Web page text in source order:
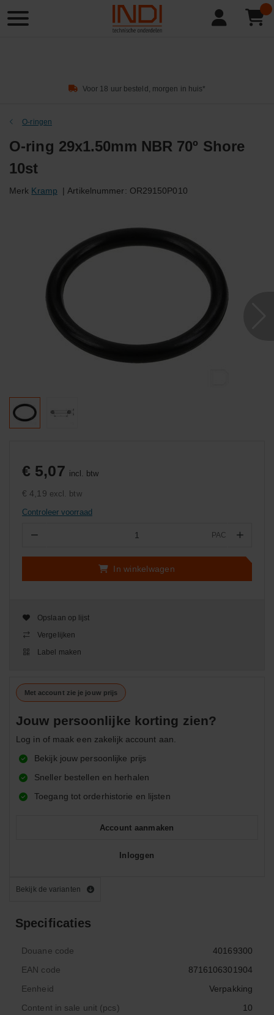
Product
zoeken
Voor 18 uur besteld, morgen in huis*
O-ringen
O-ring 29x1.50mm NBR 70º Shore
10st
Merk Kramp | Artikelnummer: OR29150P010
Bekijk de varianten
Specificaties
Douane code
40169300
EAN code
8716106301904
Eenheid
Verpakking
Content in sale unit (pcs)
10
€ 5,07 incl. btw
€ 4,19 excl. btw
Controleer voorraad
− PAC +
In winkelwagen
Opslaan op lijst
Vergelijken
Label maken
Met account zie je jouw prijs
Jouw persoonlijke korting zien?
Log in of maak een zakelijk account aan.
Bekijk jouw persoonlijke prijs
Sneller bestellen en herhalen
Toegang tot orderhistorie en lijsten
Account aanmaken
Inloggen